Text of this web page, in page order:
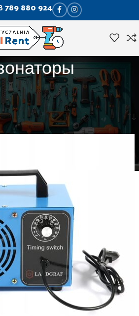
789 880 924
товара